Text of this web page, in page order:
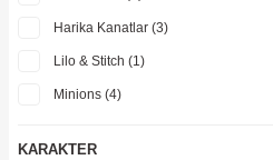
Harika Kanatlar (3)
Lilo & Stitch (1)
Minions (4)
KARAKTER